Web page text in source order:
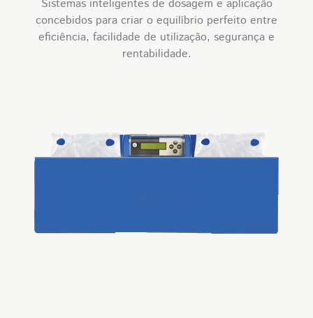
Sistemas inteligentes de dosagem e aplicação
concebidos para criar o equilíbrio perfeito entre
eficiência, facilidade de utilização, segurança e
rentabilidade.